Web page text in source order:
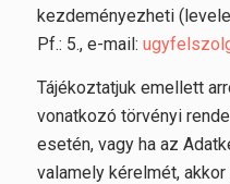
kezdeményezheti
Pf.: 5., e-mail:
Tájékoztatjuk emellett
vonatkozó törvényi
esetén, vagy ha az
valamely kérelmét,